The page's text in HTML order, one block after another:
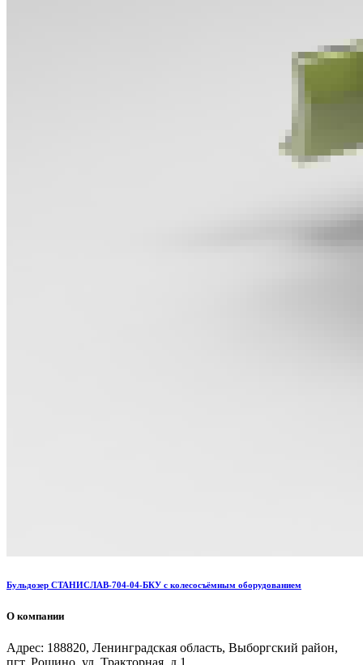
Бульдозер СТАНИСЛАВ-704-04-БКУ с колесосъёмным оборудованием
О компании
Адрес: 188820, Ленинградская область, Выборгский район,